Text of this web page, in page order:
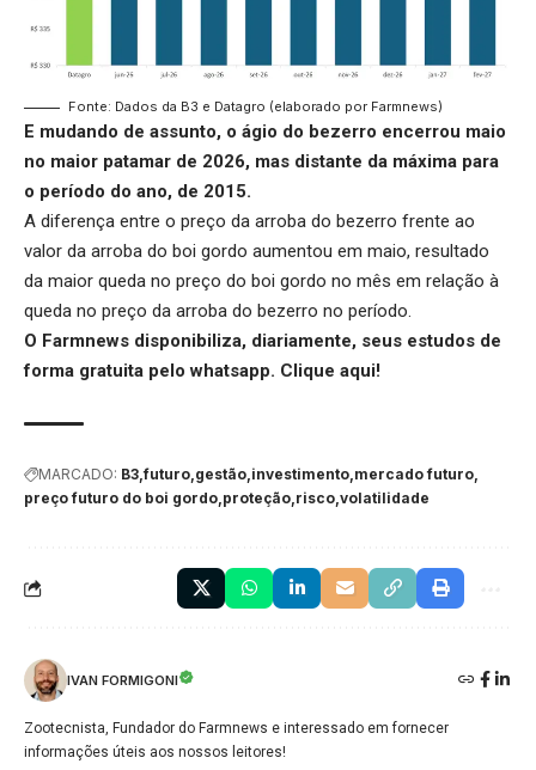
Fonte: Dados da B3 e Datagro (elaborado por Farmnews)
E mudando de assunto, o ágio do bezerro encerrou maio
no maior patamar de 2026, mas distante da máxima para
o período do ano, de 2015.
A diferença entre o preço da arroba do bezerro frente ao
valor da arroba do boi gordo aumentou em maio, resultado
da maior queda no preço do boi gordo no mês em relação à
queda no preço da arroba do bezerro no período.
O Farmnews disponibiliza, diariamente, seus estudos de
forma gratuita pelo whatsapp. Clique aqui!
MARCADO: B3 futuro gestão investimento mercado futuro
preço futuro do boi gordo proteção risco volatilidade
IVAN FORMIGONI
Zootecnista, Fundador do Farmnews e interessado em fornecer
informações úteis aos nossos leitores!